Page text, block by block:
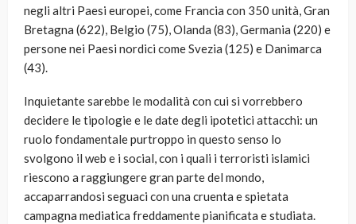
negli altri Paesi europei, come Francia con 350 unità, Gran
Bretagna (622), Belgio (75), Olanda (83), Germania (220) e
persone nei Paesi nordici come Svezia (125) e Danimarca
(43).
Inquietante sarebbe le modalità con cui si vorrebbero
decidere le tipologie e le date degli ipotetici attacchi: un
ruolo fondamentale purtroppo in questo senso lo
svolgono il web e i social, con i quali i terroristi islamici
riescono a raggiungere gran parte del mondo,
accaparrandosi seguaci con una cruenta e spietata
campagna mediatica freddamente pianificata e studiata.